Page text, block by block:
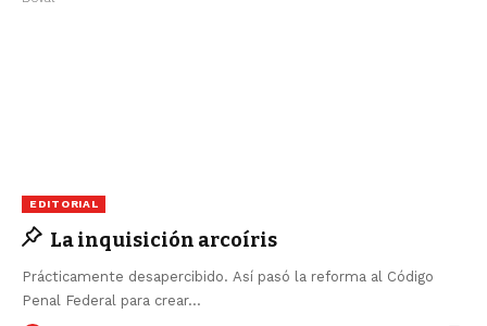
EDITORIAL
La inquisición arcoíris
Prácticamente desapercibido. Así pasó la reforma al Código
Penal Federal para crear…